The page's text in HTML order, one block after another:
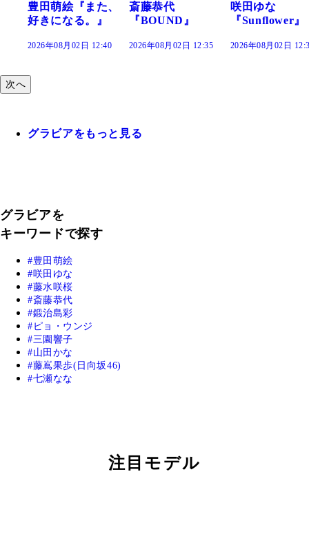
斎藤恭代
『BOUND』
2026年08月02日 12:35
咲田ゆな
『Sunflower』
2026年08月02日 12:30
藤水咲桜『花
だまり』
2026年08月02日
次へ
グラビアをもっと見る
グラビアを
キーワードで探す
豊田萌絵
咲田ゆな
藤水咲桜
斎藤恭代
鍛治島彩
ピョ・ウンジ
三園響子
山田かな
藤嶌果歩(日向坂46)
七瀬なな
注目モデル